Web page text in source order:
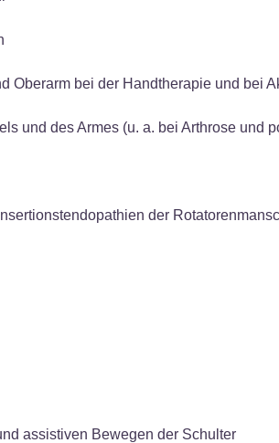
Oberarm bei der Handtherapie und bei
und des Armes (u. a. bei Arthrose und
der
assistiven Bewegen der Schulter